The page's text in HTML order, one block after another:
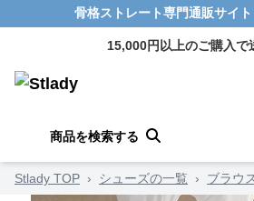
骨格ストレート専門通販サイ
15,000円以上のご購入で
商品を検索する
Stlady TOP › シューズの一覧 › ブラウ